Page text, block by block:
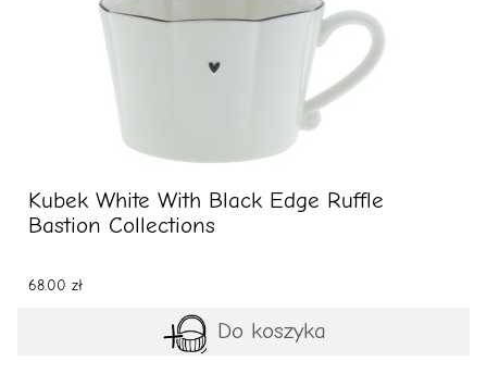
Kubek White With Black Edge Ruffle
Bastion Collections
68.00 zł
Do koszyka